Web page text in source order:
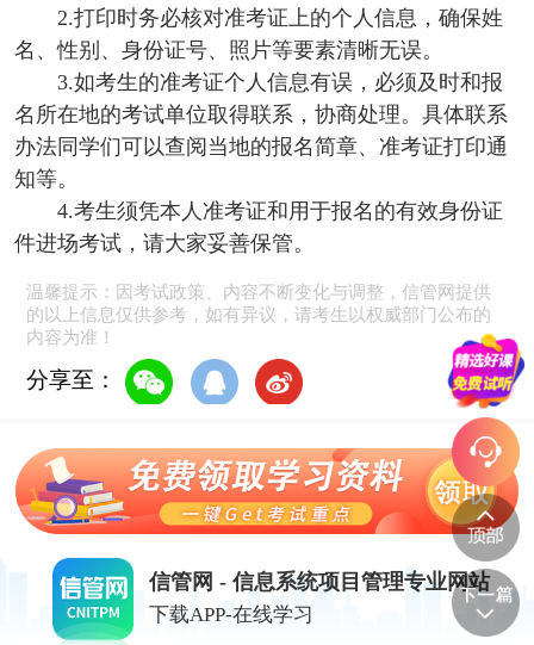
2.打印时务必核对准考证上的个人信息，确保姓
名、性别、身份证号、照片等要素清晰无误。
3.如考生的准考证个人信息有误，必须及时和报
名所在地的考试单位取得联系，协商处理。具体联系
办法同学们可以查阅当地的报名简章、准考证打印通
知等。
4.考生须凭本人准考证和用于报名的有效身份证
件进场考试，请大家妥善保管。
温馨提示：因考试政策、内容不断变化与调整，信管网提供
的以上信息仅供参考，如有异议，请考生以权威部门公布的
内容为准！
分享至：
信管网 - 信息系统项目管理专业网站
下载APP-在线学习